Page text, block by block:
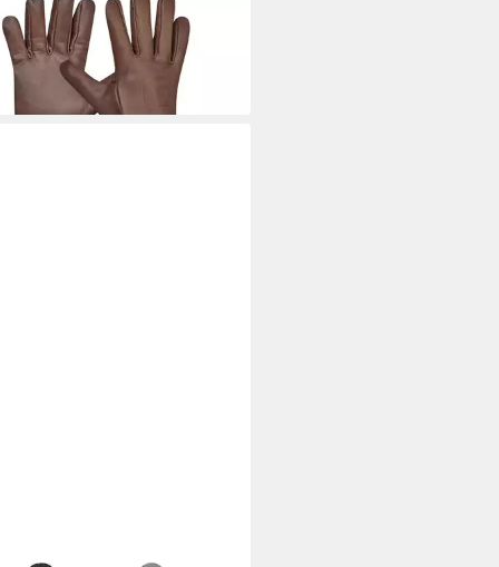
Gebol Handschuh
€
Werktagen bei dir